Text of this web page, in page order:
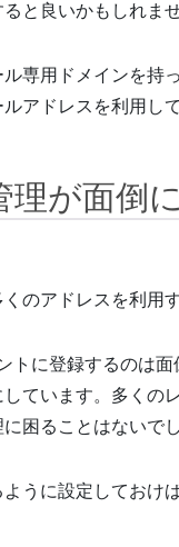
と良いかもしれませ
専用ドメインを持
アドレスを利用し
理が面倒
のアドレスを利用
トに登録するのは
しています。多く
困ることはないでし
うに設定しておけ